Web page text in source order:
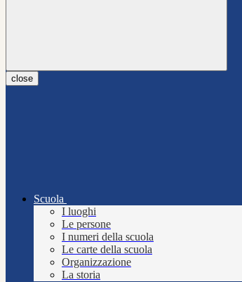
close
Scuola
I luoghi
Le persone
I numeri della scuola
Le carte della scuola
Organizzazione
La storia